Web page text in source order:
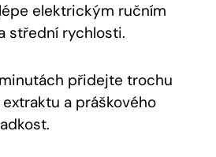
elektrickým ručním
střední rychlosti.
přidejte trochu
a práškového